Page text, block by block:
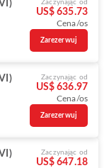
Zaczynając od
US$ 635.73
Cena/os
Zarezerwuj
Zaczynając od
US$ 636.97
Cena/os
Zarezerwuj
Zaczynając od
US$ 647.18